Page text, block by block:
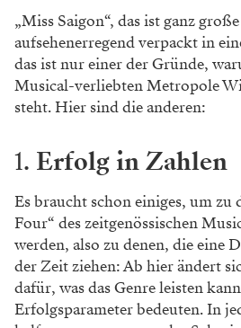
„Miss Saigon“, das ist ganz
aufsehenerregend verpackt in
das ist nur einer der Gründe,
Musical-verliebten Metropole
steht. Hier sind die anderen:
1. Erfolg in Zahlen
Es braucht schon einiges, um zu
Four“ des zeitgenössischen
werden, also zu denen, die eine
der Zeit ziehen: Ab hier ändert
dafür, was das Genre leisten
Erfolgsparameter bedeuten. In